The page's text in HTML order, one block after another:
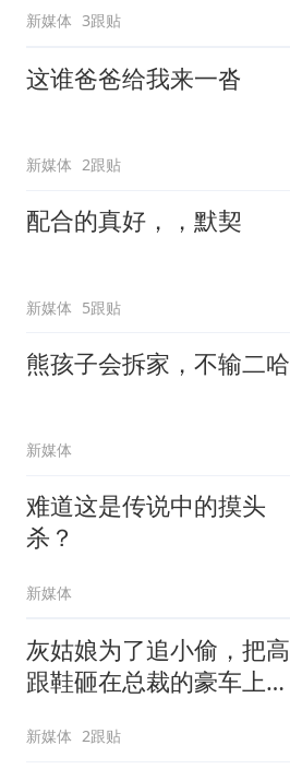
新媒体 3跟贴
这谁爸爸给我来一沓
新媒体 2跟贴
配合的真好，，默契
新媒体 5跟贴
熊孩子会拆家，不输二哈
新媒体
难道这是传说中的摸头
杀？
新媒体
灰姑娘为了追小偷，把高
跟鞋砸在总裁的豪车上，
新媒体 2跟贴